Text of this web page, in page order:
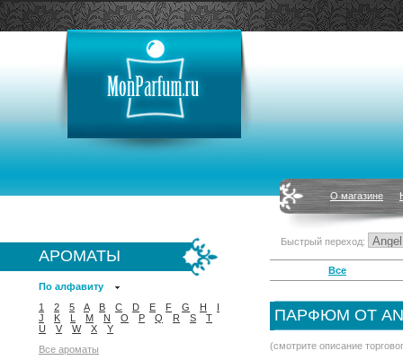
О магазине
АРОМАТЫ
По алфавиту
1
2 5 A B C D E F G H
I
J
K L M N O P Q R S
T
U
V W X
Y
Все ароматы
Быстрый переход:
Все
ПАРФЮМ ОТ
(смотрите описание